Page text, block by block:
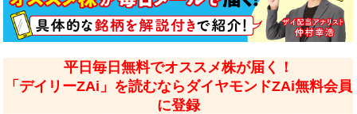
平日毎日無料でオススメ株が届く！
「デイリーZAi」を読むならダイヤモンドZAi無料会員
に登録